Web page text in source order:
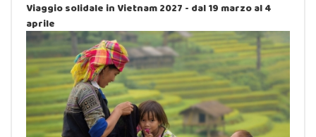
Viaggio solidale in Vietnam 2027 - dal 19 marzo al 4
aprile